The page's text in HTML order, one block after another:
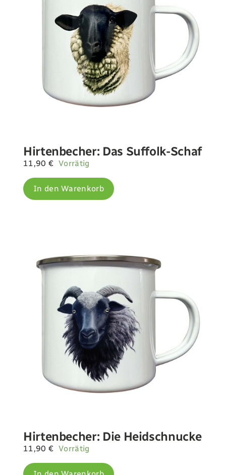
Hirtenbecher: Das Suffolk-Schaf
11,90 € Vorrätig
In den Warenkorb
Hirtenbecher: Die Heidschnucke
11,90 € Vorrätig